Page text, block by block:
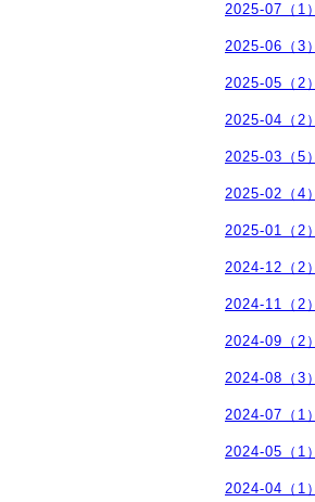
2025-07（1）
2025-06（3）
2025-05（2）
2025-04（2）
2025-03（5）
2025-02（4）
2025-01（2）
2024-12（2）
2024-11（2）
2024-09（2）
2024-08（3）
2024-07（1）
2024-05（1）
2024-04（1）